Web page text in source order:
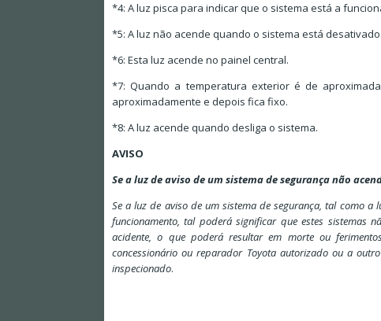
*4: A luz pisca para indicar que o sistema está a
*5: A luz não acende quando o sistema está desativado.
*6: Esta luz acende no painel central.
*7: Quando a temperatura exterior é de
aproximadamente e depois fica fixo.
*8: A luz acende quando desliga o sistema.
AVISO
Se a luz de aviso de um sistema de segurança não
Se a luz de aviso de um sistema de segurança, tal como
funcionamento, tal poderá significar que estes sistemas
acidente, o que poderá resultar em morte ou
concessionário ou reparador Toyota autorizado ou a
inspecionado.